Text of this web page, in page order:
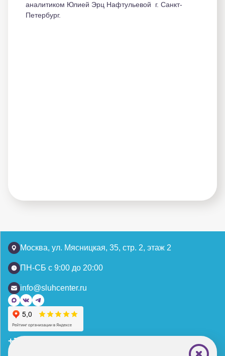
аналитиком Юлией Эрц Нафтульевой г. Санкт-
Петербург.
Москва, ул. Мясницкая, 35, стр. 2, этаж 2
ПН-СБ с 9:00 до 20:00
info@sluhcenter.ru
+7 (495) 221-87-77